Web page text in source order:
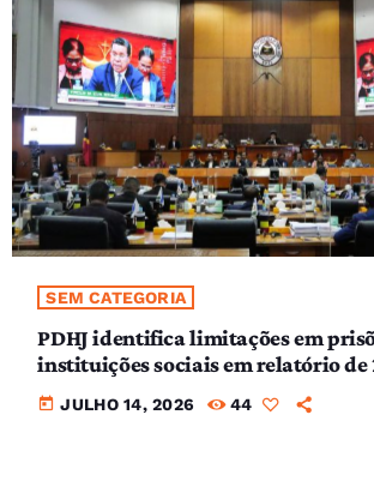
SEM CATEGORIA
PDHJ identifica limitações em
instituições sociais em relatório de
today JULHO 14, 2026 44